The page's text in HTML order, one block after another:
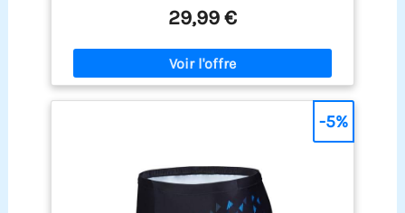
inférieur: côté à lacets, taille basse Style bikini
brésilien: le look avec un design imprimé vous
apporte ultra chic et mignon. Lacets et
entièrement doublé bikini sous - vêtements vous
rendre plus charmant Occasion: ce bikini est
parfait pour offrir des vacances tropicales, été,
plage, piscine Remarque: il est recommandé de
référer au tableau des tailles détaillé dans les
images avant de passer une commande
29,99 €
-5%